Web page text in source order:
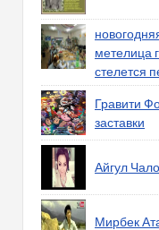
метелица
стелется
Гравити
заставки
Айгул
Мирбек